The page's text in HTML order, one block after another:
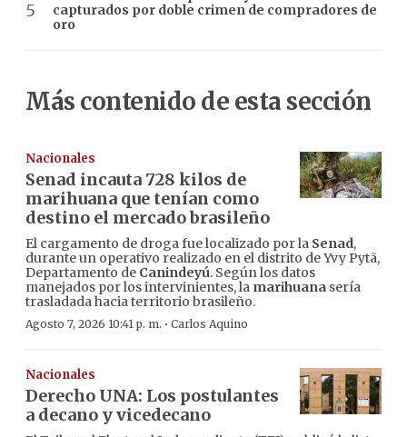
capturados por doble crimen de compradores de
oro
Más contenido de esta sección
Nacionales
Senad incauta 728 kilos de
marihuana que tenían como
destino el mercado brasileño
El cargamento de droga fue localizado por la Senad,
durante un operativo realizado en el distrito de Yvy Pytã,
Departamento de Canindeyú. Según los datos
manejados por los intervinientes, la marihuana sería
trasladada hacia territorio brasileño.
Agosto 7, 2026 10:41 p. m. · Carlos Aquino
Nacionales
Derecho UNA: Los postulantes
a decano y vicedecano